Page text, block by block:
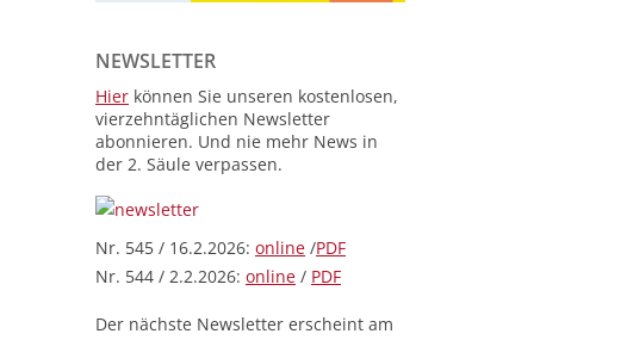
NEWSLETTER
Hier können Sie unseren kostenlosen,
vierzehntäglichen Newsletter
abonnieren. Und nie mehr News in
der 2. Säule verpassen.
Nr. 545 / 16.2.2026: online /PDF
Nr. 544 / 2.2.2026: online / PDF
Der nächste Newsletter erscheint am